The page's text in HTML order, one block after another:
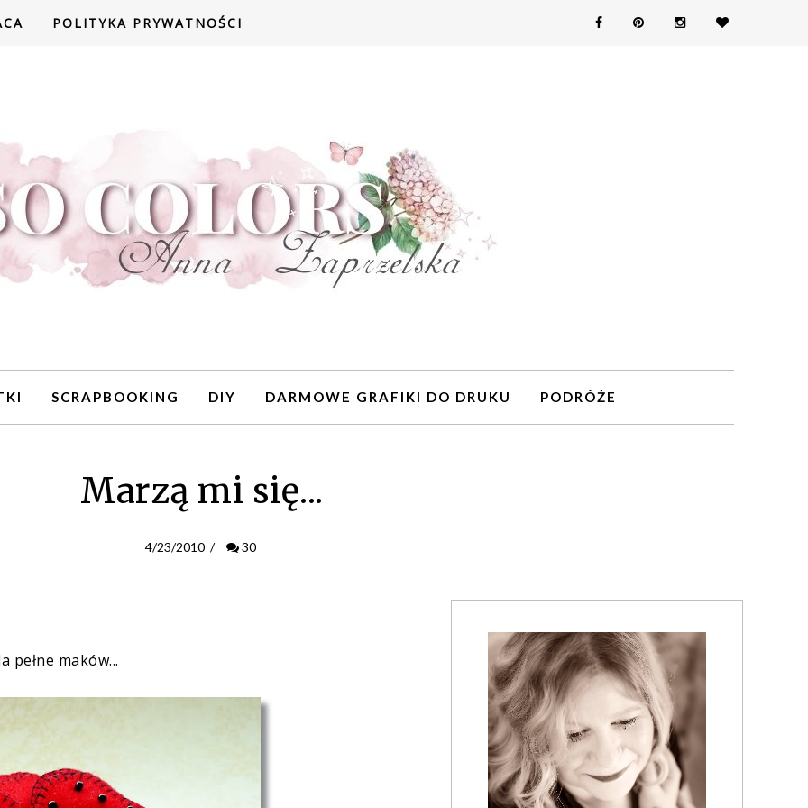
POLITYKA PRYWATNOŚCI
SCRAPBOOKING DIY DARMOWE GRAFIKI DO DRUKU PODRÓŻE
Marzą mi się...
4/23/2010 / 30
pełne maków...